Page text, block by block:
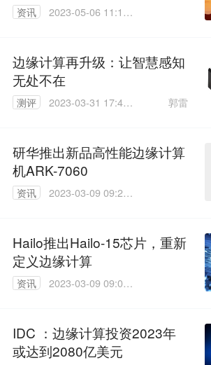
资讯
2023-05-06 11:17:
边缘计算再升级：让智慧感知
无处不在
测评
2023-03-31 17:40:
郭雷
研华推出新品高性能边缘计算
机ARK-7060
资讯
2023-03-09 09:27:
Hailo推出Hailo-15芯片，重新
定义边缘计算
资讯
2023-03-09 09:09:
IDC ：边缘计算投资2023年
或达到2080亿美元